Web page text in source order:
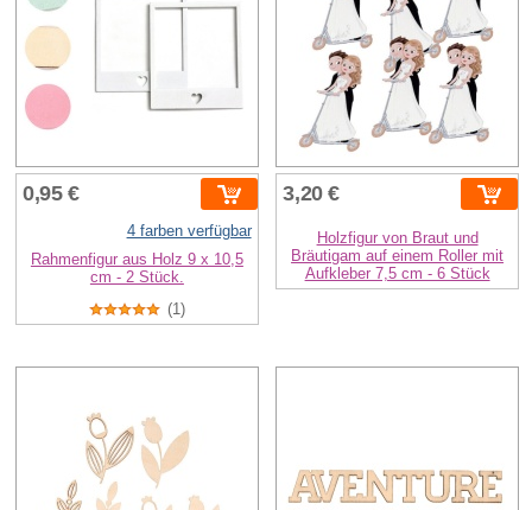
0,95 €
4 farben verfügbar
Rahmenfigur aus Holz 9 x 10,5
cm - 2 Stück.
(1)
3,20 €
Holzfigur von Braut und
Bräutigam auf einem Roller mit
Aufkleber 7,5 cm - 6 Stück